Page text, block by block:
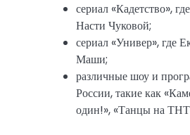
сериал «Кадетство»,
Насти Чуковой;
сериал «Универ», где
Маши;
различные шоу и
России, такие как
один!», «Танцы на